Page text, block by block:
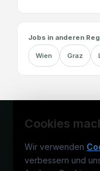
Jobs in anderen
Wien Graz
Cookies
Wir verwenden
verbessern und